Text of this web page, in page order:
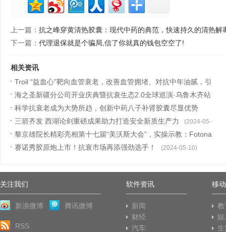
上一篇： 抗之峰穿黄清热胶囊：现代中药的典范，快速持久的清热解
下一篇： 代理退保就是个骗局,信了你就真的钱包空空了!
相关资讯
Troil “益血心”靶向血管衰老，改善血管拥堵、对抗中年油腻，引
领抗
(2024-05-28)
海之圣新疆分公司开业庆典暨抗衰生态2.0全球巡演·乌鲁木齐站
盛大举
(2024-05-27)
科学抗衰老成为大势所趋，创新中药八子补肾胶囊尽显优势
(2024-05-27)
三箭齐发 西湖论剑重磅成果助力打造安全新质生产力 (2024-05-
24)
黎京雄院长精彩亮相第十七届“美沃斯大会”，实操示教：Fotona
欧洲之
(2024-05-13)
赛诺秀胶原炮上市！抗衰市场再添强劲选手！ (2024-05-10)
关注我们
新浪微博 腾讯微博
RSS
软件资讯
新闻
财经
汽车
移
教
娱
生